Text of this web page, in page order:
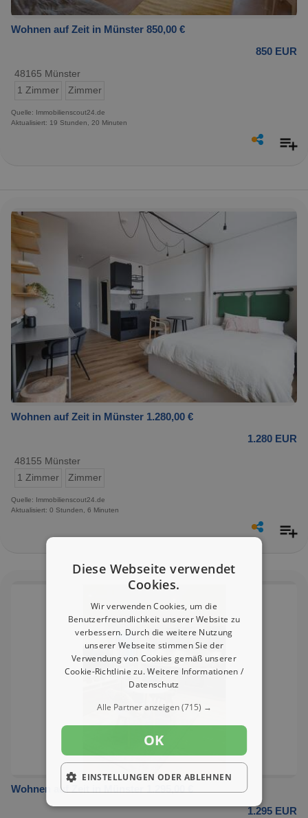
Wohnen auf Zeit in Münster 850,00 €
850 EUR
48165 Münster
1 Zimmer
Zimmer
Quelle: Immobilienscout24.de
Aktualisiert: 19 Stunden, 20 Minuten
Wohnen auf Zeit in Münster 1.280,00 €
1.280 EUR
48155 Münster
1 Zimmer
Zimmer
Quelle: Immobilienscout24.de
Aktualisiert: 0 Stunden, 6 Minuten
Wohnen auf Zeit in Münster 1.295,00 €
1.295 EUR
Diese Webseite verwendet
Cookies.
Wir verwenden Cookies, um die
Benutzerfreundlichkeit unserer Website zu
verbessern. Durch die weitere Nutzung
unserer Webseite stimmen Sie der
Verwendung von Cookies gemäß unserer
Cookie-Richtlinie zu.Weitere Informationen /
Datenschutz
Alle Partner anzeigen(715) →
OK
EINSTELLUNGEN ODER ABLEHNEN